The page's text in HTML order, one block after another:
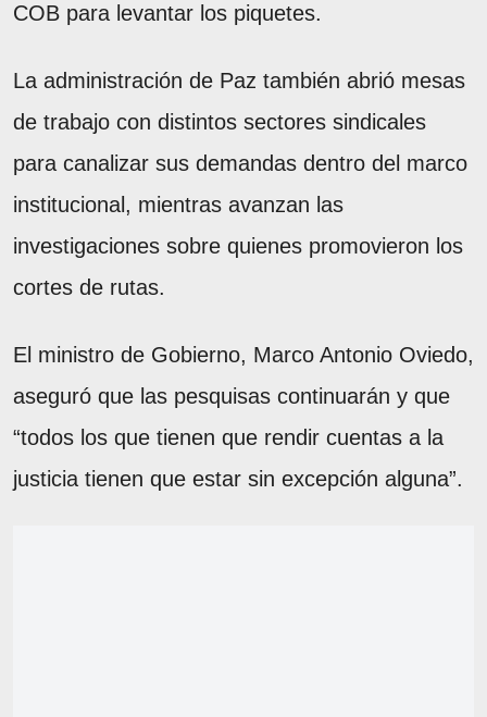
COB para levantar los piquetes.
La administración de Paz también abrió mesas
de trabajo con distintos sectores sindicales
para canalizar sus demandas dentro del marco
institucional, mientras avanzan las
investigaciones sobre quienes promovieron los
cortes de rutas.
El ministro de Gobierno, Marco Antonio Oviedo,
aseguró que las pesquisas continuarán y que
“todos los que tienen que rendir cuentas a la
justicia tienen que estar sin excepción alguna”.